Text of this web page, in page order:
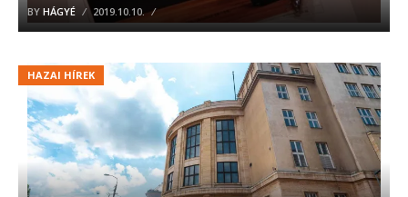
BY HÁGYÉ 2019.10.10.
HAZAI HÍREK